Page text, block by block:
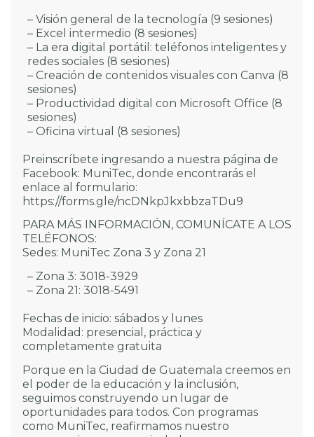
– Visión general de la tecnología (9 sesiones)
– Excel intermedio (8 sesiones)
– La era digital portátil: teléfonos inteligentes y
redes sociales (8 sesiones)
– Creación de contenidos visuales con Canva (8
sesiones)
– Productividad digital con Microsoft Office (8
sesiones)
– Oficina virtual (8 sesiones)
Preinscríbete ingresando a nuestra página de
Facebook: MuniTec, donde encontrarás el
enlace al formulario:
https://forms.gle/ncDNkpJkxbbzaTDu9
PARA MÁS INFORMACIÓN, COMUNÍCATE A LOS
TELÉFONOS:
Sedes: MuniTec Zona 3 y Zona 21
– Zona 3: 3018-3929
– Zona 21: 3018-5491
Fechas de inicio: sábados y lunes
Modalidad: presencial, práctica y
completamente gratuita
Porque en la Ciudad de Guatemala creemos en
el poder de la educación y la inclusión,
seguimos construyendo un lugar de
oportunidades para todos. Con programas
como MuniTec, reafirmamos nuestro